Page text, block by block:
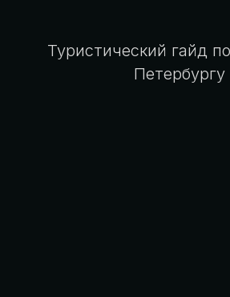
Туристический гайд
Петербургу